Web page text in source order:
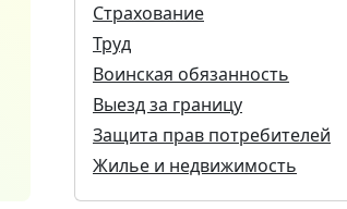
Страхование
Труд
Воинская обязанность
Выезд за границу
Защита прав потребителей
Жилье и недвижимость